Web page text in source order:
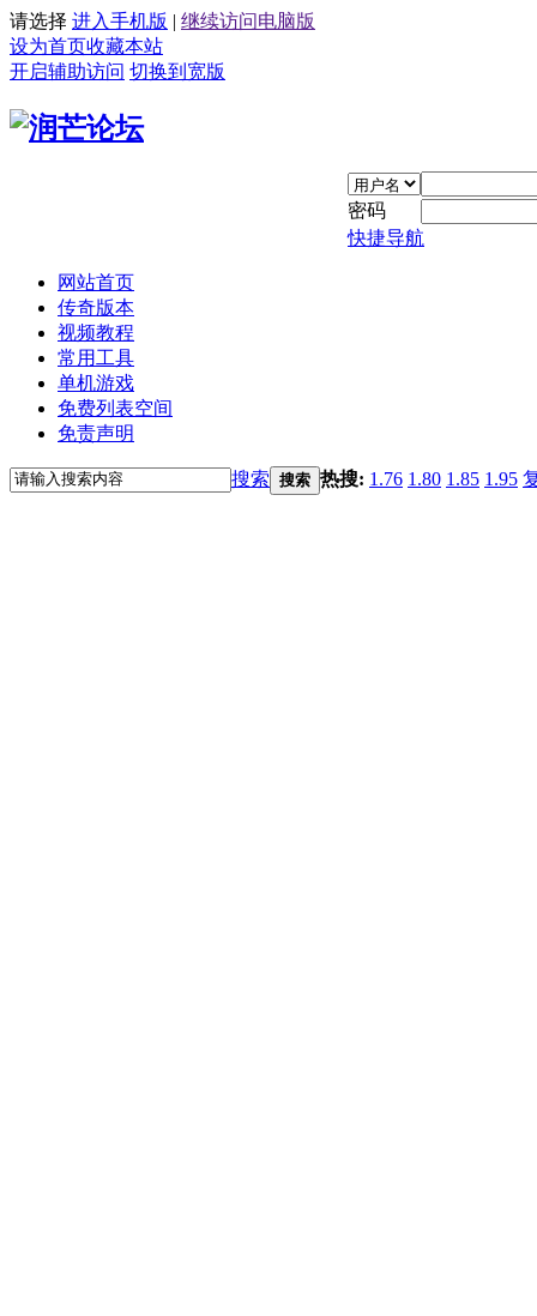
请选择 进入手机版 | 继续访问电脑版
设为首页收藏本站
开启辅助访问 切换到宽版
密码
快捷导航
网站首页
传奇版本
视频教程
常用工具
单机游戏
免费列表空间
免责声明
搜索 搜索 热搜: 1.76 1.80 1.85 1.95